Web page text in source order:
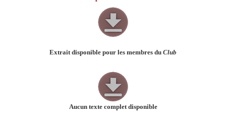
Extrait disponible pour les membres du Club
Aucun texte complet disponible